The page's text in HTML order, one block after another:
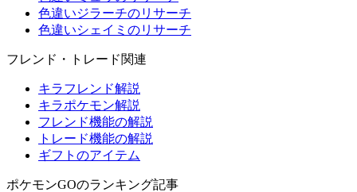
色違いジラーチのリサーチ
色違いシェイミのリサーチ
フレンド・トレード関連
キラフレンド解説
キラポケモン解説
フレンド機能の解説
トレード機能の解説
ギフトのアイテム
ポケモンGOのランキング記事